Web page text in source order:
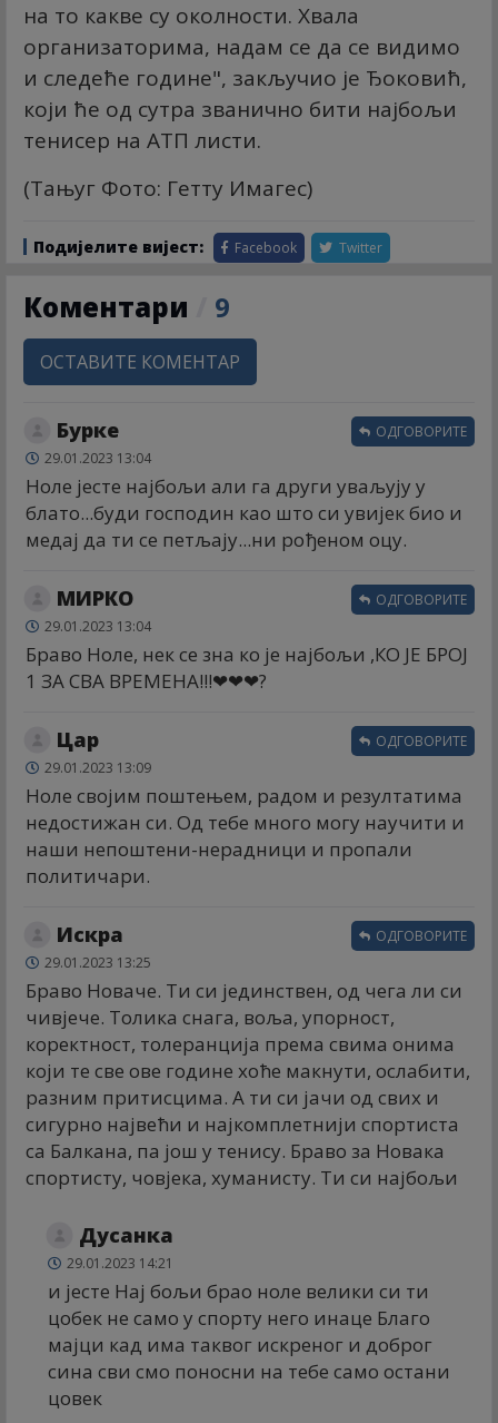
на то какве су околности. Хвала
организаторима, надам се да се видимо
и следеће године", закључио је Ђоковић,
који ће од сутра званично бити најбољи
тенисер на АТП листи.
(Тањуг Фото: Геттy Имагес)
Подијелите вијест: Facebook Twitter
Коментари 9
ОСТАВИТЕ КОМЕНТАР
Бурке
29.01.2023 13:04
Ноле јесте најбољи али га други уваљују у
блато...буди господин као што си увијек био и
медај да ти се петљају...ни рођеном оцу.
ОДГОВОРИТЕ
МИРКО
29.01.2023 13:04
Браво Ноле, нек се зна ко је најбољи ,КО ЈЕ БРОЈ
1 ЗА СВА ВРЕМЕНА!!!❤❤❤?
ОДГОВОРИТЕ
Цар
29.01.2023 13:09
Ноле својим поштењем, радом и резултатима
недостижан си. Од тебе много могу научити и
наши непоштени-нерадници и пропали
политичари.
ОДГОВОРИТЕ
Искра
29.01.2023 13:25
Браво Новаче. Ти си јединствен, од чега ли си
чивјече. Толика снага, воља, упорност,
коректност, толеранција према свима онима
који те све ове године хоће макнути, ослабити,
разним притисцима. А ти си јачи од свих и
сигурно највећи и најкомплетнији спортиста
са Балкана, па још у тенису. Браво за Новака
спортисту, човјека, хуманисту. Ти си најбољи
ОДГОВОРИТЕ
Дусанка
29.01.2023 14:21
и јесте Нај бољи брао ноле велики си ти
цобек не само у спорту него инаце Благо
мајци кад има таквог искреног и доброг
сина сви смо поносни на тебе само остани
цовек